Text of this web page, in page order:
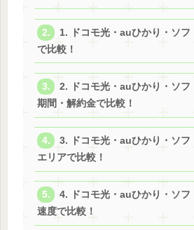
1. ドコモ光・auひかり・ソフ
で比較！
2. ドコモ光・auひかり・ソフ
期間・解約金で比較！
3. ドコモ光・auひかり・ソフ
エリアで比較！
4. ドコモ光・auひかり・ソフ
速度で比較！